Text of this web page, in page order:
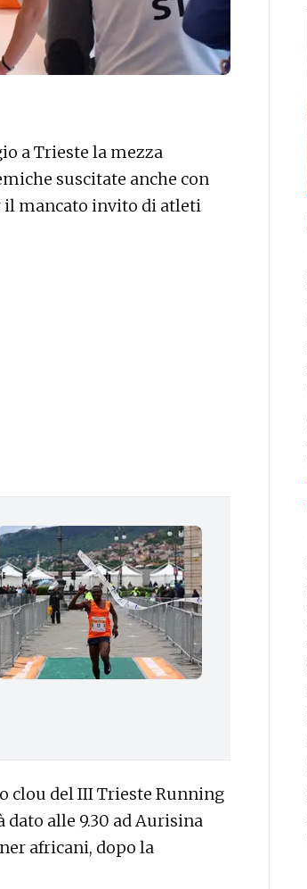
a Trieste la mezza
suscitate anche con
mancato invito di atleti
clou del III Trieste Running
alle 9.30 ad Aurisina
africani, dopo la